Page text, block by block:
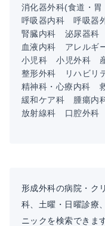
消化器外科(食道・胃
呼吸器内科
呼吸器
腎臓内科
泌尿器科
血液内科
アレルギ
小児科
小児外科
整形外科
リハビリ
精神科・心療内科
緩和ケア科
腫瘍内
放射線科
口腔外科
形成外科の病院・ク
科、土曜・日曜診療
ニックを検索できま